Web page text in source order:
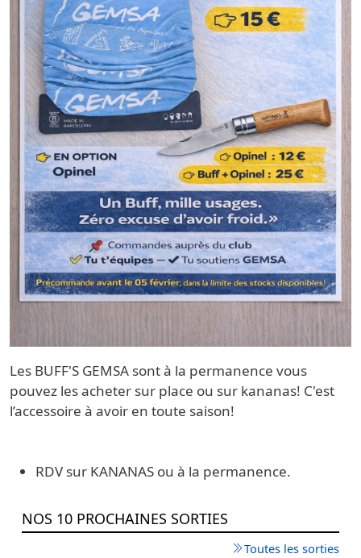
Les BUFF'S GEMSA sont à la permanence vous
pouvez les acheter sur place ou sur kananas! C'est
l’accessoire à avoir en toute saison!
RDV sur KANANAS ou à la permanence.
NOS 10 PROCHAINES SORTIES
Toutes les sorties